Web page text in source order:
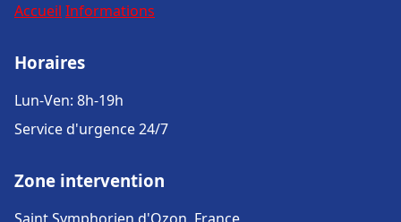
Accueil Informations
Horaires
Lun-Ven: 8h-19h
Service d'urgence 24/7
Zone intervention